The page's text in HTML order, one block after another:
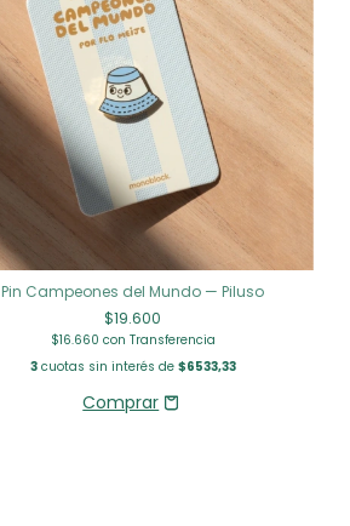
Pin Campeones del Mundo — Piluso
$19.600
$16.660 con Transferencia
3cuotas sin interés de $6533,33